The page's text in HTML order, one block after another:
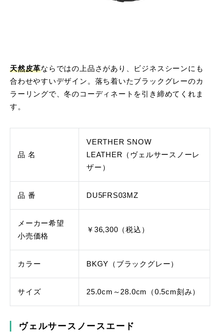
天然皮革ならではの上品さがあり、ビジネスシーンにも
合わせやすいデザイン。落ち着いたブラックグレーのカ
ラーリングで、冬のコーディネートを引き締めてくれま
す。
品 名
VERTHER SNOW
LEATHER（ヴェルサースノーレ
ザー）
品 番 DU5FRS03MZ
メーカー希望
小売価格
￥36,300（税込）
カラー BKGY（ブラックグレー）
サイズ 25.0cm～28.0cm（0.5cm刻み）
ヴェルサースノースエード